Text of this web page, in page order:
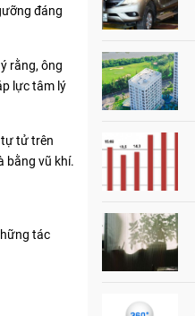
đáng
rằng, ông
lực tâm lý
tự tử trên
bằng vũ khí.
tác